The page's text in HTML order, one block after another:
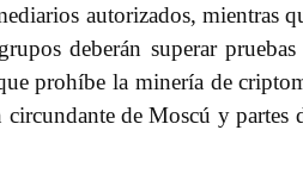
autorizados, mientras
deberán superar
prohíbe la minería de
circundante de Moscú y partes